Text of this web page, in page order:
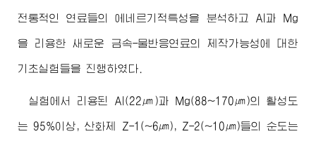
전통적인 연료들의 에네르기적특성을 분석하고 Al과 Mg
을 리용한 새로운 금속-물반응연료의 제작가능성에 대한
기초실험들을 진행하였다.
실험에서 리용된 Al(22㎛)과 Mg(88~170㎛)의 활성도
는 95%이상, 산화제 Z-1(~6㎛), Z-2(~10㎛)들의 순도는